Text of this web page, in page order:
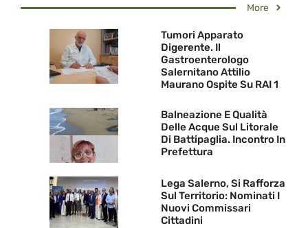
More
Tumori Apparato
Digerente. Il
Gastroenterologo
Salernitano Attilio
Maurano Ospite Su RAI 1
Balneazione E Qualità
Delle Acque Sul Litorale
Di Battipaglia. Incontro In
Prefettura
Lega Salerno, Si Rafforza
Sul Territorio: Nominati I
Nuovi Commissari
Cittadini